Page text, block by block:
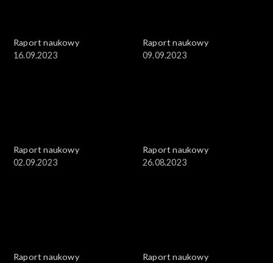
Raport naukowy
16.09.2023
Raport naukowy
09.09.2023
Raport naukowy
02.09.2023
Raport naukowy
26.08.2023
Raport naukowy
Raport naukowy